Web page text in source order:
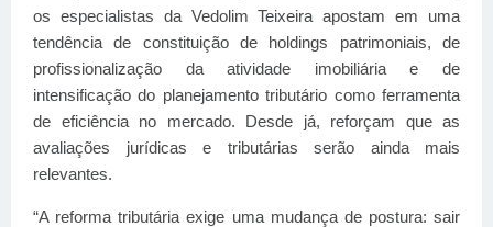
os especialistas da Vedolim Teixeira apostam em uma
tendência de constituição de holdings patrimoniais, de
profissionalização da atividade imobiliária e de
intensificação do planejamento tributário como ferramenta
de eficiência no mercado. Desde já, reforçam que as
avaliações jurídicas e tributárias serão ainda mais
relevantes.
“A reforma tributária exige uma mudança de postura: sair